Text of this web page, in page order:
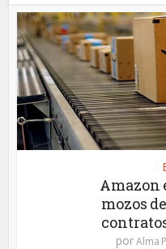
Amazon
mozos
porAlma